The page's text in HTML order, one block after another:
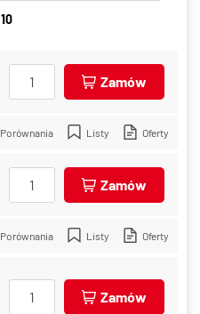
10
Zamów
Porównania Listy Oferty
Zamów
Porównania Listy Oferty
Zamów